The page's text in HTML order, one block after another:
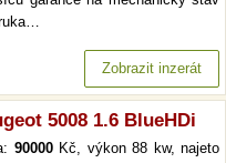
Zobrazit inzerát
5008 1.6 BlueHDi
90000Kč, výkon 88 kw, najeto